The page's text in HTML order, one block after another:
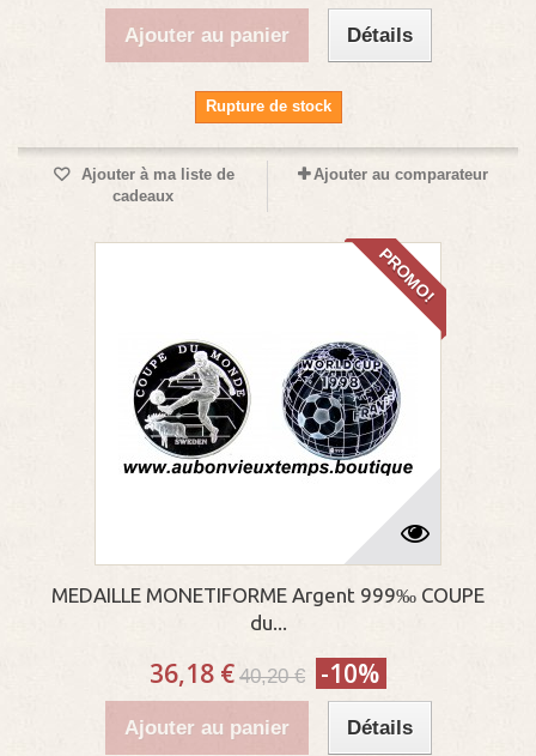
Ajouter au panier Détails
Rupture de stock
Ajouter à ma liste de
cadeaux
Ajouter au comparateur
PROMO!
MEDAILLE MONETIFORME Argent 999‰ COUPE
du...
36,18 € 40,20 € -10%
Ajouter au panier Détails